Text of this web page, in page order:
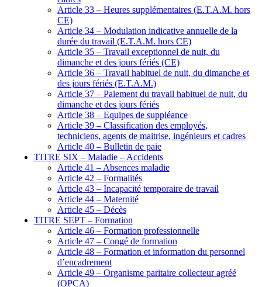
Article 33 – Heures supplémentaires (E.T.A.M. hors
CE)
Article 34 – Modulation indicative annuelle de la
durée du travail (E.T.A.M. hors CE)
Article 35 – Travail exceptionnel de nuit, du
dimanche et des jours fériés (CE)
Article 36 – Travail habituel de nuit, du dimanche et
des jours fériés (E.T.A.M.)
Article 37 – Paiement du travail habituel de nuit, du
dimanche et des jours fériés
Article 38 – Equipes de suppléance
Article 39 – Classification des employés,
techniciens, agents de maitrise, ingénieurs et cadres
Article 40 – Bulletin de paie
TITRE SIX – Maladie – Accidents
Article 41 – Absences maladie
Article 42 – Formalités
Article 43 – Incapacité temporaire de travail
Article 44 – Maternité
Article 45 – Décès
TITRE SEPT – Formation
Article 46 – Formation professionnelle
Article 47 – Congé de formation
Article 48 – Formation et information du personnel
d’encadrement
Article 49 – Organisme paritaire collecteur agréé
(OPCA)